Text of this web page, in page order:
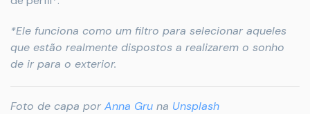
*Ele funciona como um filtro para selecionar aqueles
que estão realmente dispostos a realizarem o sonho
de ir para o exterior.
Foto de capa por Anna Gru na Unsplash